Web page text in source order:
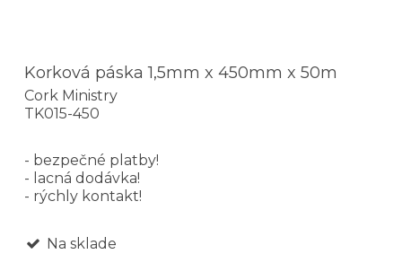
Korková páska 1,5mm x 450mm x 50m
Cork Ministry
TK015-450
- bezpečné platby!
- lacná dodávka!
- rýchly kontakt!
Na sklade